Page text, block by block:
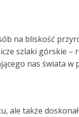
na bliskość
szlaki górskie –
nas świata w
ale także